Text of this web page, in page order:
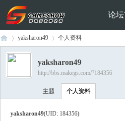
论
›
yaksharon49 个人资料
yaksharon49
http://bbs.makegs.com/?184356
主题 个人资料
yaksharon49(UID: 184356)